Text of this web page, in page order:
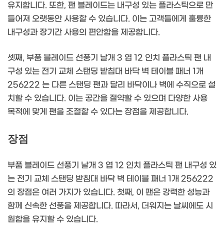
유지합니다. 또한, 팬 블레이드는 내구성 있는 플라스틱으로 만
들어져 오랫동안 사용할 수 있습니다. 이는 고객들에게 훌륭한
내구성과 장기간 사용의 편안함을 제공합니다.
셋째, 부품 블레이드 선풍기 날개 3 엽 12 인치 플라스틱 팬 내
구성 있는 전기 교체 스탠딩 받침대 바닥 벽 테이블 패너 1개
256222 는 다른 스탠딩 팬과 달리 바닥이나 벽에 수직으로 설
치할 수 있습니다. 이는 공간을 절약할 수 있으며 다양한 사용
목적에 맞게 팬을 조절할 수 있다는 장점을 제공합니다.
장점
부품 블레이드 선풍기 날개 3 엽 12 인치 플라스틱 팬 내구성 있
는 전기 교체 스탠딩 받침대 바닥 벽 테이블 패너 1개 256222
의 장점은 여러 가지가 있습니다. 첫째, 이 팬은 강력한 성능과
함께 신속한 선풍을 제공합니다. 따라서, 더워지는 날씨에도 시
원함을 유지할 수 있습니다.